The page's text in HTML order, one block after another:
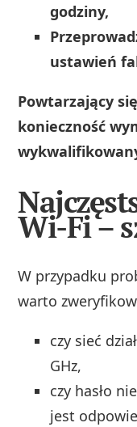
godziny,
ustawień
Powtarzający
konieczność
Wi-Fi –
W przypadku
warto
czy sieć
GHz,
czy hasło
jest